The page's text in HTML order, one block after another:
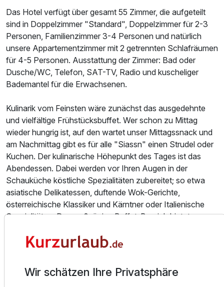
Doppelzimmer Premium
2 Erwachsene
Ausstattung
Für 5 Tage
Das Hotel verfügt über gesamt 55 Zimmer, die aufgeteilt
sind in Doppelzimmer "Standard", Doppelzimmer für 2-3
Personen, Familienzimmer 3-4 Personen und natürlich
unsere Appartementzimmer mit 2 getrennten Schlafräumen
für 4-5 Personen. Ausstattung der Zimmer: Bad oder
Dusche/WC, Telefon, SAT-TV, Radio und kuscheliger
Bademantel für die Erwachsenen.
Kulinarik vom Feinsten wäre zunächst das ausgedehnte
und vielfältige Frühstücksbuffet. Wer schon zu Mittag
wieder hungrig ist, auf den wartet unser Mittagssnack und
am Nachmittag gibt es für alle "Siassn" einen Strudel oder
Kuchen. Der kulinarische Höhepunkt des Tages ist das
Abendessen. Dabei werden vor Ihren Augen in der
Schauküche köstliche Spezialitäten zubereitet; so etwa
asiatische Delikatessen, duftende Wok-Gerichte,
österreichische Klassiker und Kärntner oder Italienische
Spezialitäten. Der großzügige Buffet-Bereich bietet
Zuspeisen, Suppen, Saucen und Beilagen. Und dass auch
Mehlspeisen, von selbst.
Wir schätzen Ihre Privatsphäre